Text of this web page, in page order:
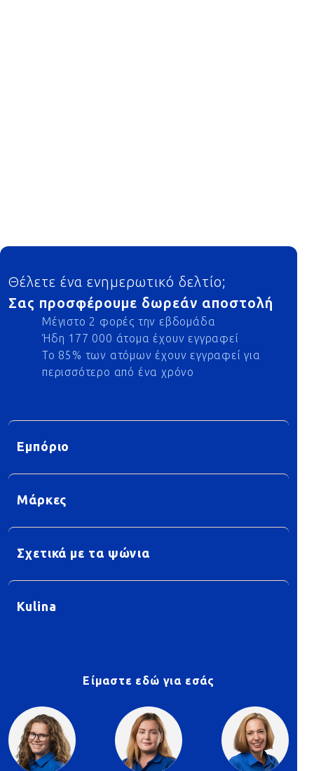
Footer
Θέλετε ένα ενημερωτικό δελτίο;
Σας προσφέρουμε δωρεάν αποστολή
Μέγιστο 2 φορές την εβδομάδα
Ήδη 177 000 άτομα έχουν εγγραφεί
Το 85% των ατόμων έχουν εγγραφεί για
περισσότερο από ένα χρόνο
Εμπόριο
Μάρκες
Σχετικά με τα ψώνια
Kulina
Είμαστε εδώ για εσάς